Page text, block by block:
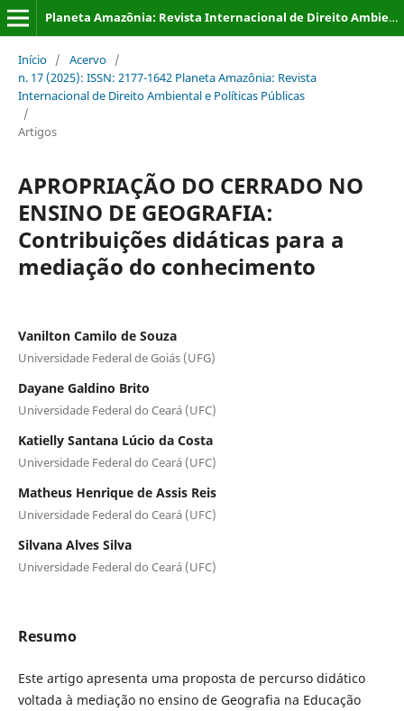
Planeta Amazônia: Revista Internacional de Direito Ambiental e Políticas Públicas
Início / Acervo /
n. 17 (2025): ISSN: 2177-1642 Planeta Amazônia: Revista
Internacional de Direito Ambiental e Políticas Públicas
/
Artigos
APROPRIAÇÃO DO CERRADO NO
ENSINO DE GEOGRAFIA:
Contribuições didáticas para a
mediação do conhecimento
Vanilton Camilo de Souza
Universidade Federal de Goiás (UFG)
Dayane Galdino Brito
Universidade Federal do Ceará (UFC)
Katielly Santana Lúcio da Costa
Universidade Federal do Ceará (UFC)
Matheus Henrique de Assis Reis
Universidade Federal do Ceará (UFC)
Silvana Alves Silva
Universidade Federal do Ceará (UFC)
Resumo
Este artigo apresenta uma proposta de percurso didático
voltada à mediação no ensino de Geografia na Educação